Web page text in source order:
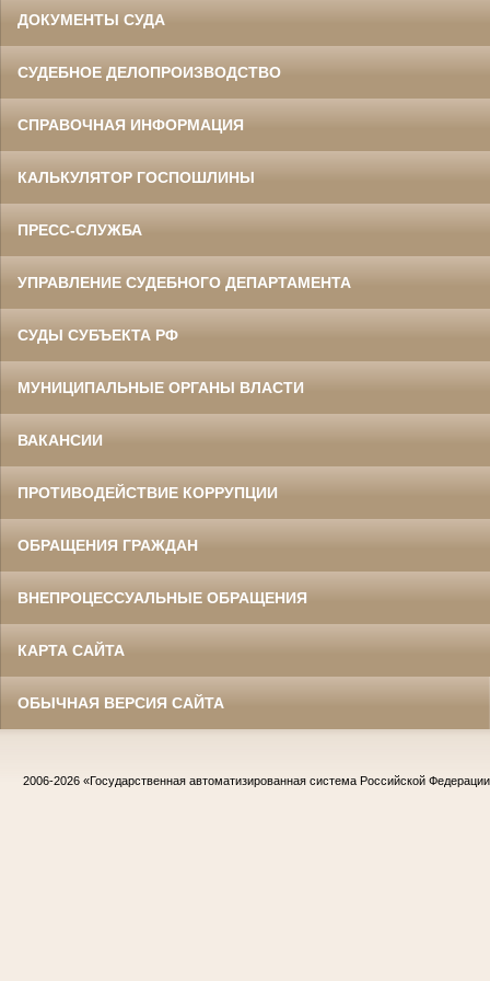
ДОКУМЕНТЫ СУДА
СУДЕБНОЕ ДЕЛОПРОИЗВОДСТВО
СПРАВОЧНАЯ ИНФОРМАЦИЯ
КАЛЬКУЛЯТОР ГОСПОШЛИНЫ
ПРЕСС-СЛУЖБА
УПРАВЛЕНИЕ СУДЕБНОГО ДЕПАРТАМЕНТА
СУДЫ СУБЪЕКТА РФ
МУНИЦИПАЛЬНЫЕ ОРГАНЫ ВЛАСТИ
ВАКАНСИИ
ПРОТИВОДЕЙСТВИЕ КОРРУПЦИИ
ОБРАЩЕНИЯ ГРАЖДАН
ВНЕПРОЦЕССУАЛЬНЫЕ ОБРАЩЕНИЯ
КАРТА САЙТА
ОБЫЧНАЯ ВЕРСИЯ САЙТА
2006-2026 «Государственная автоматизированная система Российской